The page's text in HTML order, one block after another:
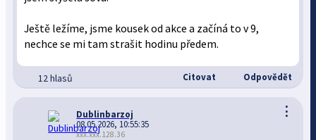
Ještě ležíme, jsme kousek od akce a začíná to v 9,
nechce se mi tam strašit hodinu předem.
12 hlasů Citovat Odpovědět
⋮
Dublinbarzoj
08.05.2026, 10:55:35
xxx.xxx.128.36